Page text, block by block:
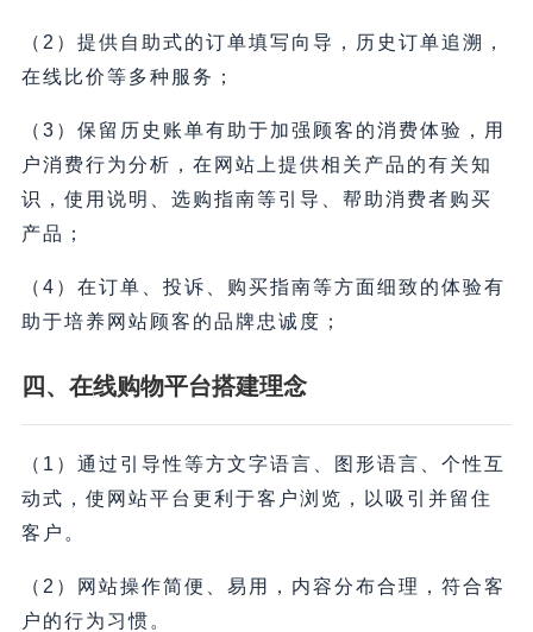
（2）提供自助式的订单填写向导，历史订单追溯，
在线比价等多种服务；
（3）保留历史账单有助于加强顾客的消费体验，用
户消费行为分析，在网站上提供相关产品的有关知
识，使用说明、选购指南等引导、帮助消费者购买
产品；
（4）在订单、投诉、购买指南等方面细致的体验有
助于培养网站顾客的品牌忠诚度；
四、在线购物平台搭建理念
（1）通过引导性等方文字语言、图形语言、个性互
动式，使网站平台更利于客户浏览，以吸引并留住
客户。
（2）网站操作简便、易用，内容分布合理，符合客
户的行为习惯。